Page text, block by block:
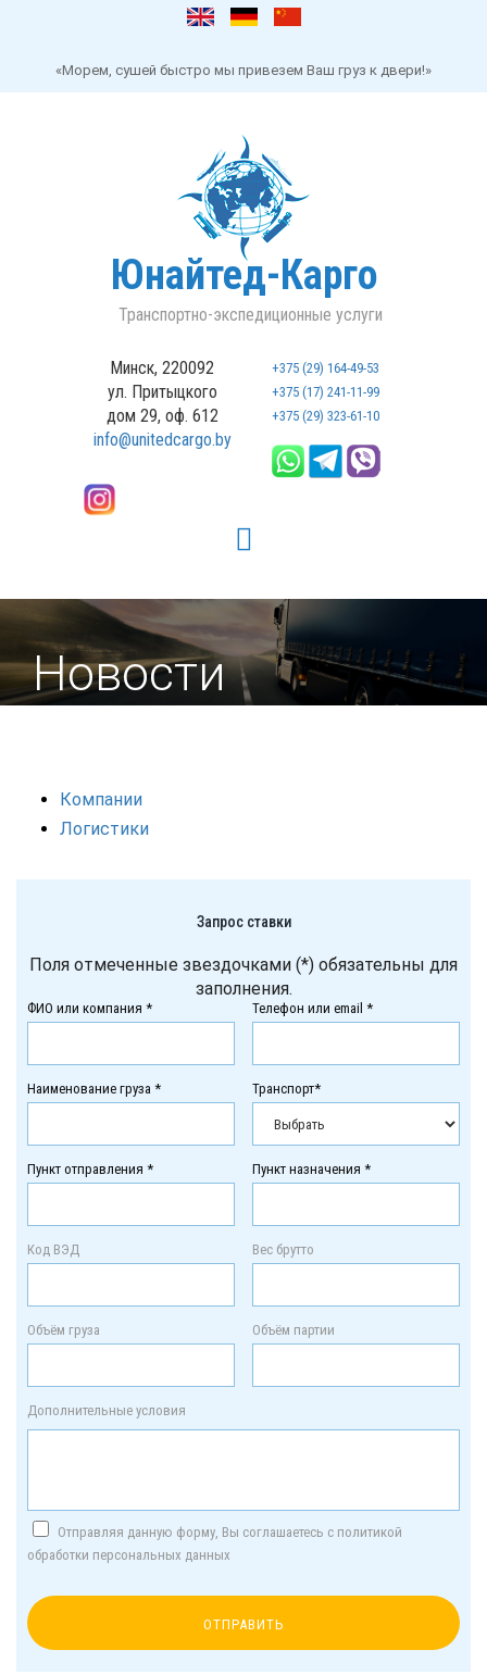
«Морем, сушей быстро мы привезем Ваш груз к двери!»
Юнайтед-Карго
Транспортно-экспедиционные услуги
Минск, 220092
ул. Притыцкого
дом 29, оф. 612
info@unitedcargo.by
+375 (29) 164-49-53
+375 (17) 241-11-99
+375 (29) 323-61-10
Новости
Компании
Логистики
Запрос ставки
Поля отмеченные звездочками (*) обязательны для
заполнения.
ФИО или компания * Телефон или email *
Наименование груза * Транспорт*
Пункт отправления * Пункт назначения *
Код ВЭД Вес брутто
Объём груза Объём партии
Дополнительные условия
Отправляя данную форму, Вы соглашаетесь с политикой
обработки персональных данных